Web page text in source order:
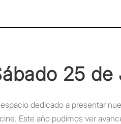
25 de
dedicado a presentar
Este año pudimos ver